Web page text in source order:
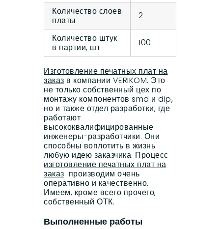
Количество слоев
платы
2
Количество штук
в партии, шт
100
Изготовление печатных плат на
заказ в компании VERIKOM. Это
не только собственный цех по
монтажу компонентов smd и dip,
но и также отдел разработки, где
работают
высококвалифицированные
инженеры-разработчики. Они
способны воплотить в жизнь
любую идею заказчика. Процесс
изготовление печатных плат на
заказ производим очень
оперативно и качественно.
Имеем, кроме всего прочего,
собственный ОТК.
Выполненные работы